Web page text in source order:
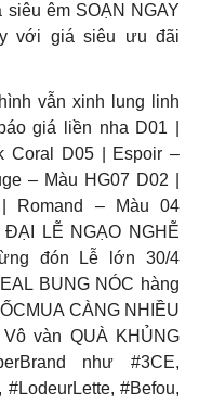
êm SOẠN NGAY
với giá siêu ưu đãi
vẫn xinh lung linh
giá liền nha D01 |
Coral D05 | Espoir –
– Màu HG07 D02 |
Romand – Màu 04
LỄ NGẠO NGHỄ
đón Lễ lớn 30/4
BUNG NÓC hàng
CÀNG NHIỀU
vàn QUÀ KHỦNG
như #3CE,
#Befou,